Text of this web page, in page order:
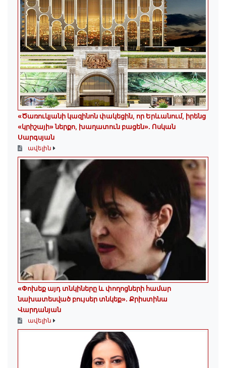
«Ծառուկյանի կազինոն փակեցին, որ Երևանում, իրենց
«կրիշայի» ներքո, խաղատուն բացեն»․ Ոսկան
Սարգսյան
ավելին
«Փոխեք այդ տնկիները և փողոցների համար
նախատեսված բույսեր տնկեք». Քրիստինա
Վարդանյան
ավելին